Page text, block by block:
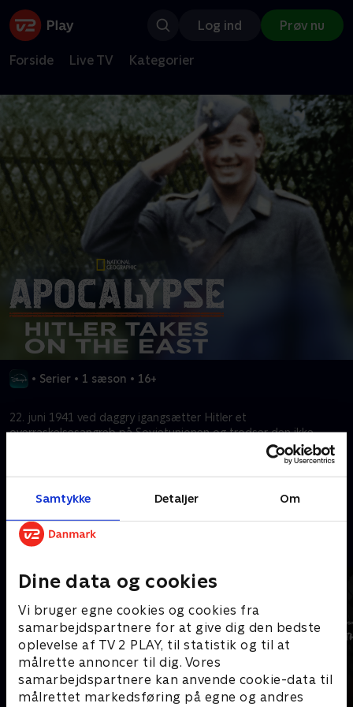
Samtykke Detaljer Om
Dine data og cookies
Vi bruger egne cookies og cookies fra
samarbejdspartnere for at give dig den bedste
oplevelse af TV 2 PLAY, til statistik og til at
målrette annoncer til dig. Vores
samarbejdspartnere kan anvende cookie-data til
målrettet markedsføring på egne og andres
Log ind Prøv nu
Forside Live TV Kategorier
• Serier • 1 sæson • 16+
22. juni 1941 ved daggry igangsætter Hitler et
overraskelsesangreb på Sovjetunionen og trodser den ikke-
angrebspagt, der er indgået mellem Stalins land og hans eget.
Kræver tilkøb
Mere indhold fra Disney+